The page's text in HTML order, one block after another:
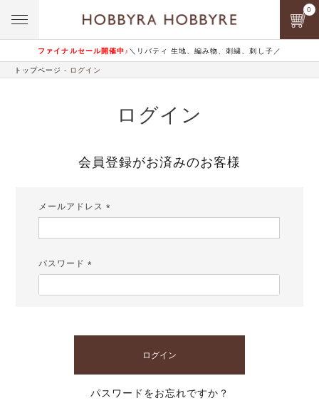
ファイナルセール開催中♪ ＼リバティ 生地、編み物、刺繍、刺し子／
0
トップページ ログイン
ログイン
会員登録がお済みのお客様
メールアドレス
パスワード
ログイン
パスワードをお忘れですか？